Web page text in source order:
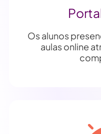
Os alunos
aulas online